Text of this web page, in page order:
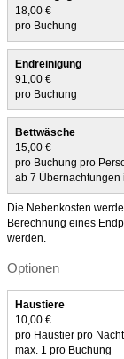
18,00 €
pro Buchung
Endreinigung
91,00 €
pro Buchung
Bettwäsche
15,00 €
pro Buchung pro
ab 7 Übernachtungen
Die Nebenkosten
Berechnung eines
werden.
Optionen
Haustiere
10,00 €
pro Haustier pro Nacht
max. 1 pro Buchung